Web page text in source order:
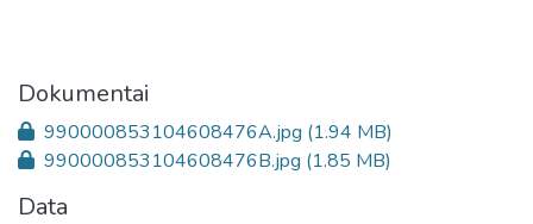
Dokumentai
990000853104608476A.jpg (1.94 MB)
990000853104608476B.jpg (1.85 MB)
Data